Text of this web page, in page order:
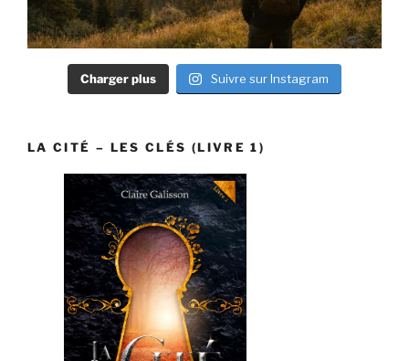
Charger plus Suivre sur Instagram
LA CITÉ – LES CLÉS (LIVRE 1)